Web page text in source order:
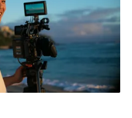
織紋的寓意，都像是一部
的浸潤，讓他從小便理解
下了「布農族人」的自我認